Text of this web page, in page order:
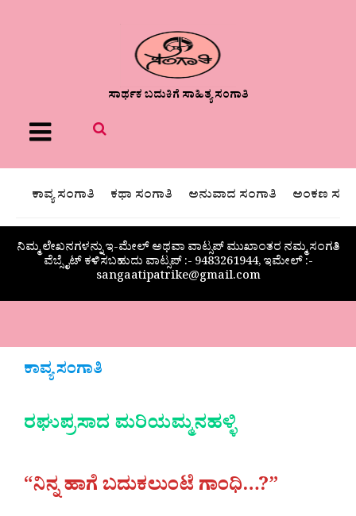
ಸಾರ್ಥಕ ಬದುಕಿಗೆ ಸಾಹಿತ್ಯ ಸಂಗಾತಿ
Menu
ಕಾವ್ಯ ಸಂಗಾತಿ ಕಥಾ ಸಂಗಾತಿ ಅನುವಾದ ಸಂಗಾತಿ ಅಂಕಣ
ನಿಮ್ಮ ಲೇಖನಗಳನ್ನು ಇ-ಮೇಲ್ ಅಥವಾ ವಾಟ್ಸಪ್ ಮುಖಾಂತರ ನಮ್ಮ ಸಂಗತಿ
ವೆಬ್ಸೈಟ್ ಕಳಿಸಬಹುದು ವಾಟ್ಸಪ್‌ :- 9483261944, ಇಮೇಲ್ :-
sangaatipatrike@gmail.com
ಕಾವ್ಯ ಸಂಗಾತಿ
ರಘುಪ್ರಸಾದ ಮರಿಯಮ್ಮನಹಳ್ಳಿ
“ನಿನ್ನ ಹಾಗೆ ಬದುಕಲುಂಟೆ ಗಾಂಧಿ…?”